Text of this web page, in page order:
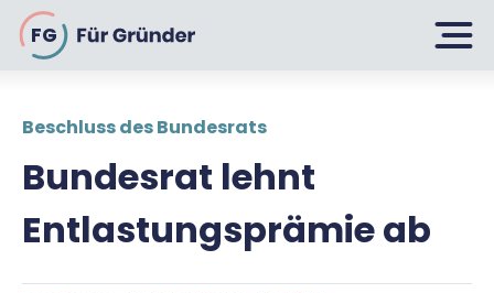
FG
Planen
Selbstständig machen
Über 500 Geschäftsideen
Beschluss des Bundesrats
Bundesrat lehnt
Entlastungsprämie ab